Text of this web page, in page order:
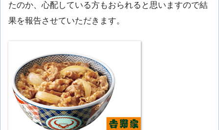
たのか、心配している方もおられると思いますので結
果を報告させていただきます。